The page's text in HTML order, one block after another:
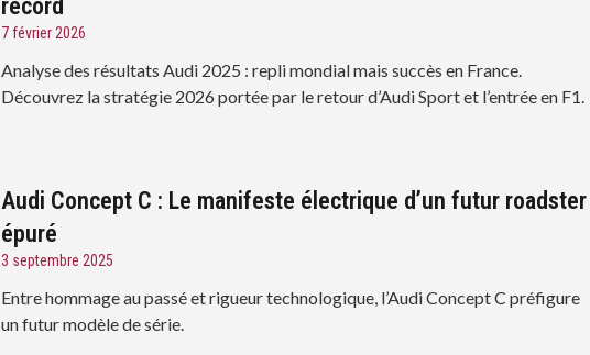
record
7 février 2026
Analyse des résultats Audi 2025 : repli mondial mais succès en France.
Découvrez la stratégie 2026 portée par le retour d’Audi Sport et l’entrée en F1.
Audi Concept C : Le manifeste électrique d’un futur roadster
épuré
3 septembre 2025
Entre hommage au passé et rigueur technologique, l’Audi Concept C préfigure
un futur modèle de série.